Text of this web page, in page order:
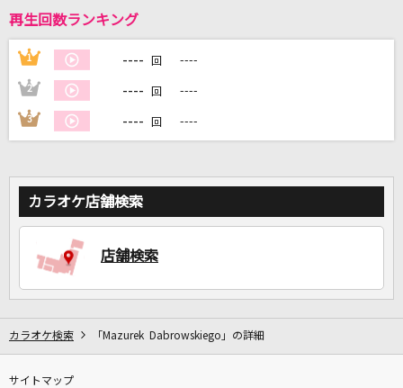
なとり
アイデンティティ
サカナクション
もっと見る
DAMの新曲・ランキングなど
再生回数ランキング
1 ---- 回 ----
2 ---- 回 ----
3 ---- 回 ----
カラオケ店舗検索
店舗検索
カラオケ検索 「Mazurek Dabrowskiego」の詳細
サイトマップ